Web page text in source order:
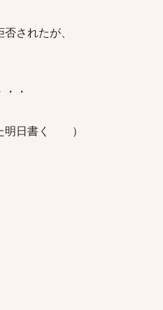
されたが、
・
明日書く ）